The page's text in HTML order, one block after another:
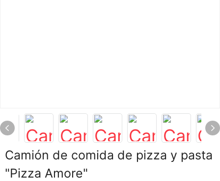
Camión de comida de pizza y pasta
"Pizza Amore"